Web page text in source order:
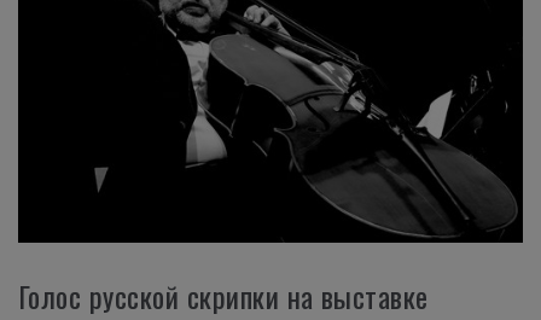
Голос русской скрипки на выставке